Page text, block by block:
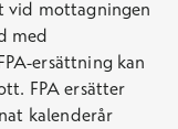
vid mottagningen
med
ersättning kan
FPA ersätter
kalenderår